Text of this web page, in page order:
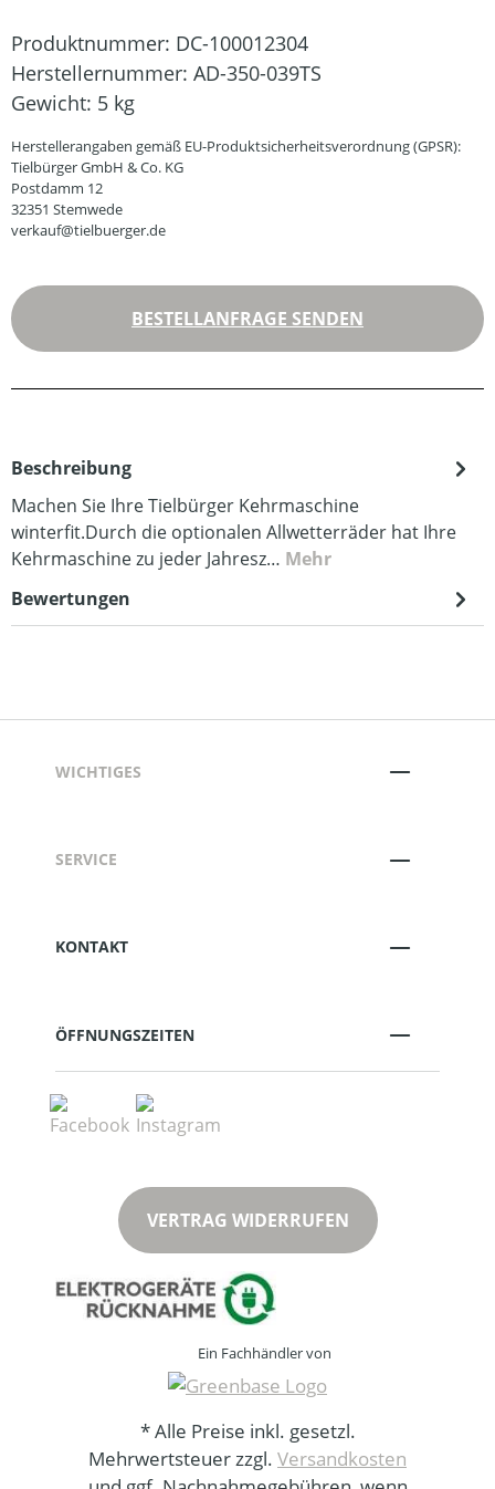
Produktnummer: DC-100012304
Herstellernummer: AD-350-039TS
Gewicht: 5 kg
Herstellerangaben gemäß EU-Produktsicherheitsverordnung (GPSR):
Tielbürger GmbH & Co. KG
Postdamm 12
32351 Stemwede
verkauf@tielbuerger.de
BESTELLANFRAGE SENDEN
Beschreibung
Machen Sie Ihre Tielbürger Kehrmaschine
winterfit.Durch die optionalen Allwetterräder hat Ihre
Kehrmaschine zu jeder Jahresz… Mehr
Bewertungen
WICHTIGES
SERVICE
KONTAKT
ÖFFNUNGSZEITEN
VERTRAG WIDERRUFEN
Ein Fachhändler von
* Alle Preise inkl. gesetzl.
Mehrwertsteuer zzgl. Versandkosten